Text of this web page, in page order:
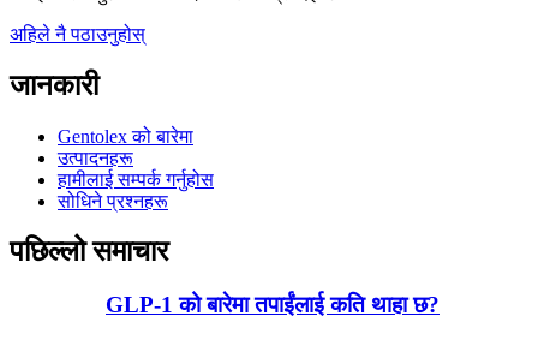
अहिले नै पठाउनुहोस्
जानकारी
Gentolex को बारेमा
उत्पादनहरू
हामीलाई सम्पर्क गर्नुहोस
सोधिने प्रश्नहरू
पछिल्लो समाचार
GLP-1 को बारेमा तपाईंलाई कति थाहा छ?